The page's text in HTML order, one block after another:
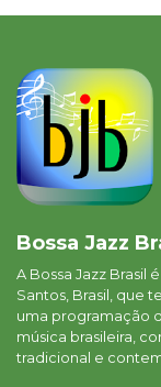
Bossa Jazz
A Bossa Jazz Brasil
Santos, Brasil, que
uma programação
música brasileira,
tradicional e